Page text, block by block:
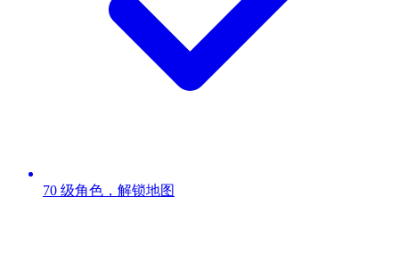
70 级角色，解锁地图